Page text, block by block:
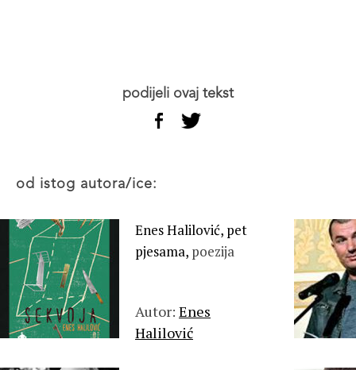
podijeli ovaj tekst
od istog autora/ice:
Enes Halilović, pet
pjesama, poezija
Autor: Enes
Halilović